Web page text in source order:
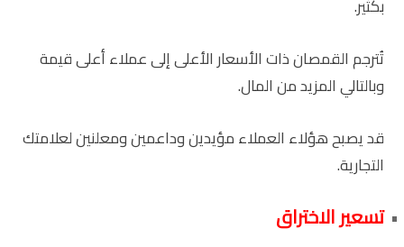
بكثير.
تُترجم القمصان ذات الأسعار الأعلى إلى عملاء أعلى قيمة
وبالتالي المزيد من المال.
قد يصبح هؤلاء العملاء مؤيدين وداعمين ومعلنين لعلامتك
التجارية.
تسعير الاختراق